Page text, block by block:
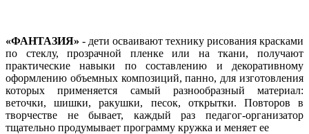
«ФАНТАЗИЯ» - дети осваивают технику рисования красками
по стеклу, прозрачной пленке или на ткани, получают
практические навыки по составлению и декоративному
оформлению объемных композиций, панно, для изготовления
которых применяется самый разнообразный материал:
веточки, шишки, ракушки, песок, открытки. Повторов в
творчестве не бывает, каждый раз педагог-организатор
тщательно продумывает программу кружка и меняет ее